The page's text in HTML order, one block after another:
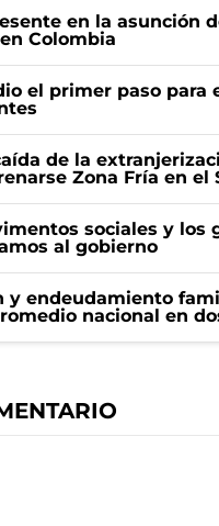
en la asunción
Colombia
el primer paso para
de la
Zona Fría en el
sociales y los
al gobierno
y endeudamiento
nacional en